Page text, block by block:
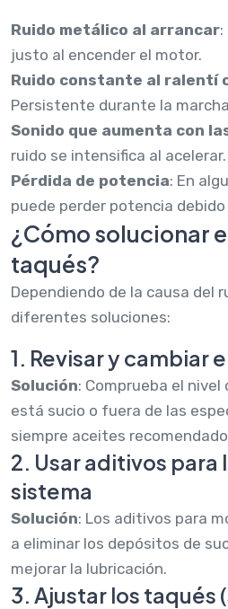
Ruido metálico al arrancar
justo al encender el motor.
Ruido constante al ralentí
Persistente durante la
Sonido que aumenta con
ruido se intensifica al acelerar.
Pérdida de potencia: En
puede perder potencia
¿Cómo solucionar
taqués?
Dependiendo de la causa del
diferentes soluciones:
1. Revisar y cambiar
Solución: Comprueba el
está sucio o fuera de las
siempre aceites
2. Usar aditivos para
sistema
Solución: Los aditivos para
a eliminar los depósitos de
mejorar la lubricación.
3. Ajustar los taqués